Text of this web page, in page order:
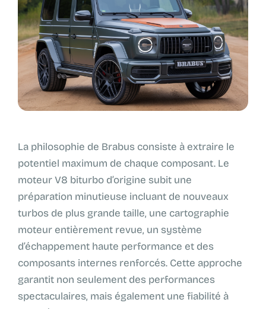
La philosophie de Brabus consiste à extraire le
potentiel maximum de chaque composant. Le
moteur V8 biturbo d’origine subit une
préparation minutieuse incluant de nouveaux
turbos de plus grande taille, une cartographie
moteur entièrement revue, un système
d’échappement haute performance et des
composants internes renforcés. Cette approche
garantit non seulement des performances
spectaculaires, mais également une fiabilité à